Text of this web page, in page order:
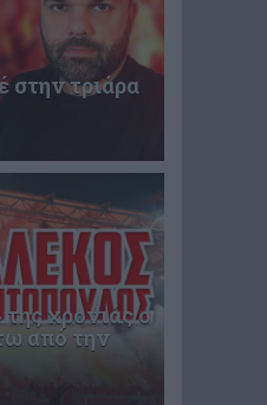
στην τριάρα
χρονιάς ο
από την